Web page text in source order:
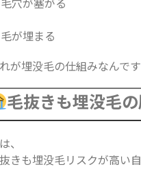
毛が埋まる
が埋没毛の仕組みなんです
毛抜きも埋没毛
、
きも埋没毛リスクが高い